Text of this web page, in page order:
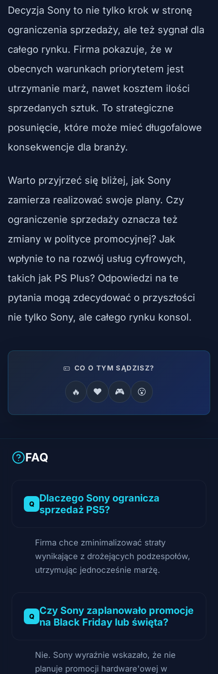
Decyzja Sony to nie tylko krok w stronę
ograniczenia sprzedaży, ale też sygnał dla
całego rynku. Firma pokazuje, że w
obecnych warunkach priorytetem jest
utrzymanie marż, nawet kosztem ilości
sprzedanych sztuk. To strategiczne
posunięcie, które może mieć długofalowe
konsekwencje dla branży.
Warto przyjrzeć się bliżej, jak Sony
zamierza realizować swoje plany. Czy
ograniczenie sprzedaży oznacza też
zmiany w polityce promocyjnej? Jak
wpłynie to na rozwój usług cyfrowych,
takich jak PS Plus? Odpowiedzi na te
pytania mogą zdecydować o przyszłości
nie tylko Sony, ale całego rynku konsol.
CO O TYM SĄDZISZ?
🔥 ❤️ 🎮 😮
FAQ
Dlaczego Sony ogranicza
sprzedaż PS5?
Firma chce zminimalizować straty
wynikające z drożejących podzespołów,
utrzymując jednocześnie marżę.
Czy Sony zaplanowało promocje
na Black Friday lub święta?
Nie. Sony wyraźnie wskazało, że nie
planuje promocji hardware'owej w